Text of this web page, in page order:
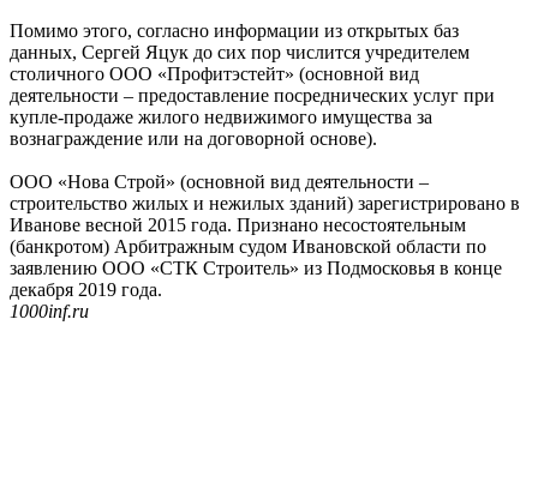
Помимо этого, согласно информации из открытых баз
данных, Сергей Яцук до сих пор числится учредителем
столичного ООО «Профитэстейт» (основной вид
деятельности – предоставление посреднических услуг при
купле-продаже жилого недвижимого имущества за
вознаграждение или на договорной основе).
ООО «Нова Строй» (основной вид деятельности –
строительство жилых и нежилых зданий) зарегистрировано в
Иванове весной 2015 года. Признано несостоятельным
(банкротом) Арбитражным судом Ивановской области по
заявлению ООО «СТК Строитель» из Подмосковья в конце
декабря 2019 года.
1000inf.ru